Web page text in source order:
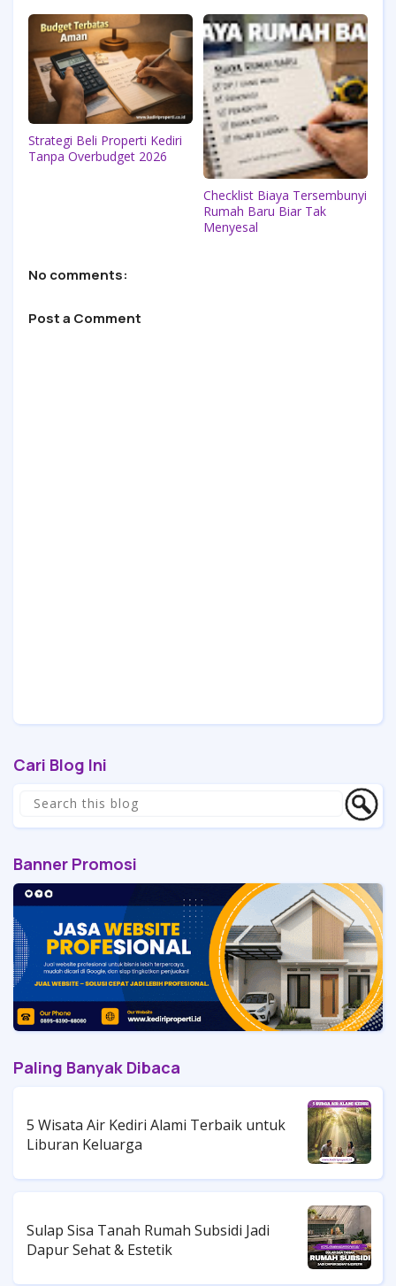
Strategi Beli Properti Kediri
Tanpa Overbudget 2026
Checklist Biaya Tersembunyi
Rumah Baru Biar Tak
Menyesal
No comments:
Post a Comment
Cari Blog Ini
Banner Promosi
Paling Banyak Dibaca
5 Wisata Air Kediri Alami Terbaik untuk
Liburan Keluarga
Sulap Sisa Tanah Rumah Subsidi Jadi
Dapur Sehat & Estetik